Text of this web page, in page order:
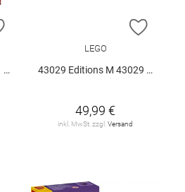
ZUR WUNSCHLISTE HINZUFÜGEN
ZUR
LEGO
43029 Editions M 43029 V29
49,99 €
inkl. MwSt. zzgl. Versand